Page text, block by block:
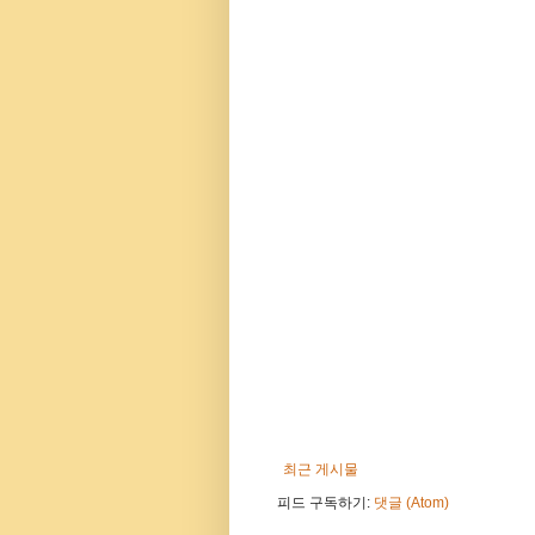
최근 게시물
피드 구독하기: 댓글 (Atom)